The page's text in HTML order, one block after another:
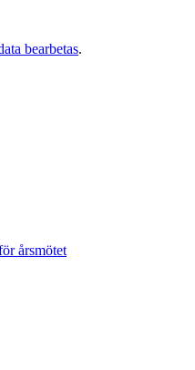
bearbetas.
årsmötet